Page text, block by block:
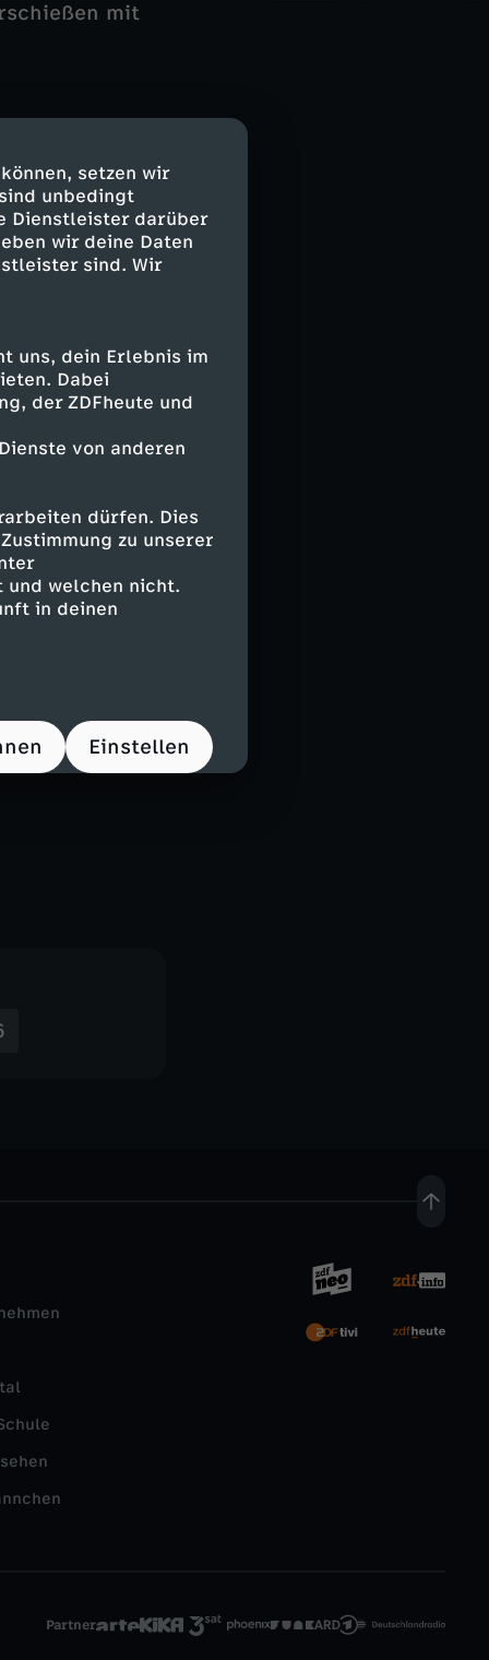
setzen wir
unbedingt
Dienstleister darüber
wir deine Daten
sind. Wir
uns, dein Erlebnis im
Dabei
der ZDFheute und
von anderen
dürfen. Dies
zu unserer
und welchen nicht.
in deinen
Einstellen
mit
aus
die
Arm
das
Saliakas),
-
Partner